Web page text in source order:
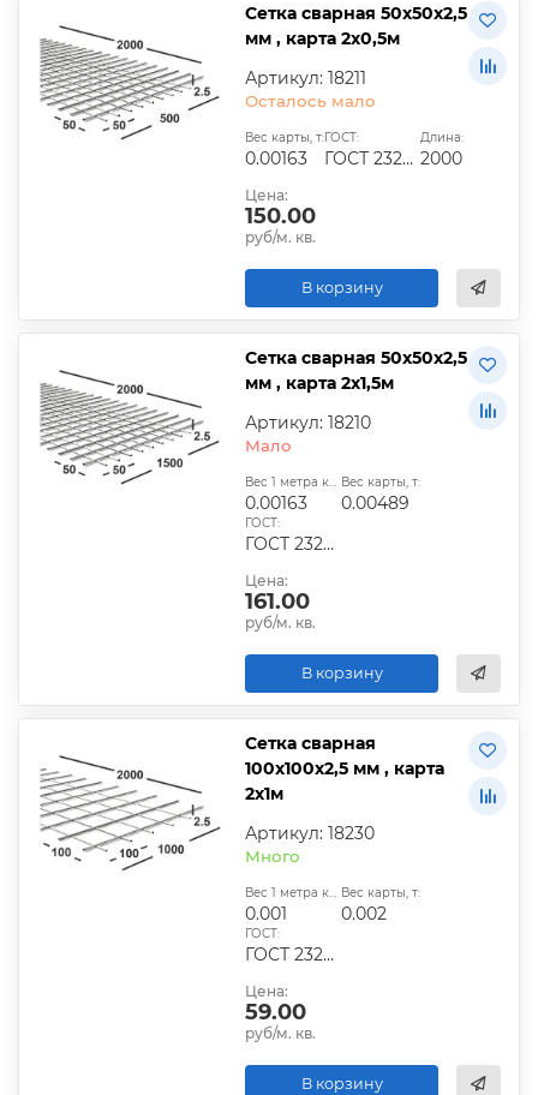
Сетка сварная 50х50х2,5
мм , карта 2х0,5м
Артикул: 18211
Осталось мало
Вес карты, т:
0.00163
ГОСТ:
ГОСТ 23279-2012, ТУ
Длина:
2000
Цена:
150.00
руб/м. кв.
В корзину
Сетка сварная 50х50х2,5
мм , карта 2х1,5м
Артикул: 18210
Мало
Вес 1 метра квадратного, т:
0.00163
Вес карты, т:
0.00489
ГОСТ:
ГОСТ 23279-2012, ТУ
Цена:
161.00
руб/м. кв.
В корзину
Сетка сварная
100х100х2,5 мм , карта
2х1м
Артикул: 18230
Много
Вес 1 метра квадратного, т:
0.001
Вес карты, т:
0.002
ГОСТ:
ГОСТ 23279-2012, ТУ
Цена:
59.00
руб/м. кв.
В корзину